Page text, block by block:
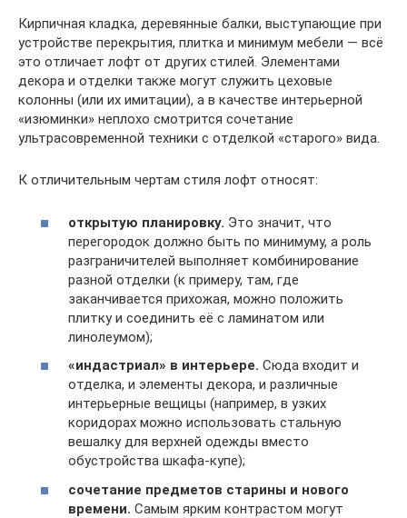
Кирпичная кладка, деревянные балки, выступающие при
устройстве перекрытия, плитка и минимум мебели — всё
это отличает лофт от других стилей. Элементами
декора и отделки также могут служить цеховые
колонны (или их имитации), а в качестве интерьерной
«изюминки» неплохо смотрится сочетание
ультрасовременной техники с отделкой «старого» вида.
К отличительным чертам стиля лофт относят:
открытую планировку. Это значит, что
перегородок должно быть по минимуму, а роль
разграничителей выполняет комбинирование
разной отделки (к примеру, там, где
заканчивается прихожая, можно положить
плитку и соединить её с ламинатом или
линолеумом);
«индастриал» в интерьере. Сюда входит и
отделка, и элементы декора, и различные
интерьерные вещицы (например, в узких
коридорах можно использовать стальную
вешалку для верхней одежды вместо
обустройства шкафа-купе);
сочетание предметов старины и нового
времени. Самым ярким контрастом могут